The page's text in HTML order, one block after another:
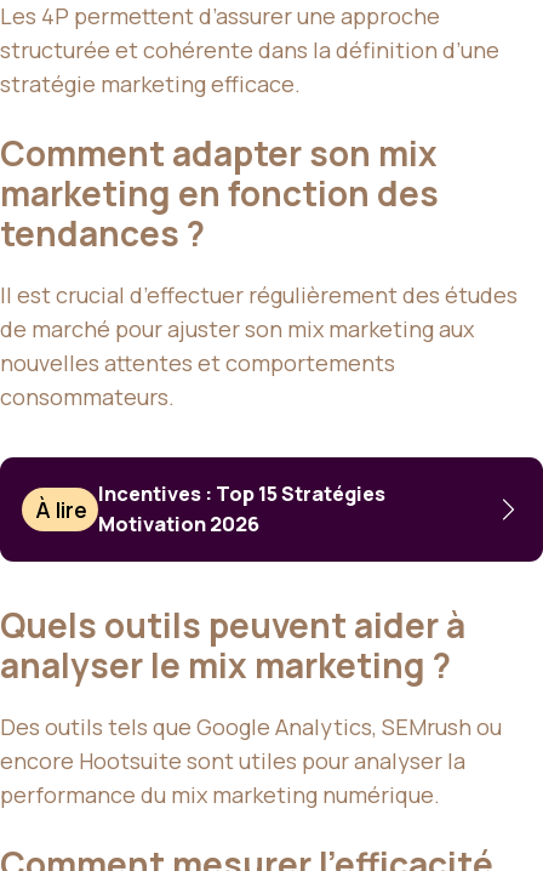
Les 4P permettent d’assurer une approche
structurée et cohérente dans la définition d’une
stratégie marketing efficace.
Comment adapter son mix
marketing en fonction des
tendances ?
Il est crucial d’effectuer régulièrement des études
de marché pour ajuster son mix marketing aux
nouvelles attentes et comportements
consommateurs.
À lire
Incentives : Top 15 Stratégies
Motivation 2026
Quels outils peuvent aider à
analyser le mix marketing ?
Des outils tels que Google Analytics, SEMrush ou
encore Hootsuite sont utiles pour analyser la
performance du mix marketing numérique.